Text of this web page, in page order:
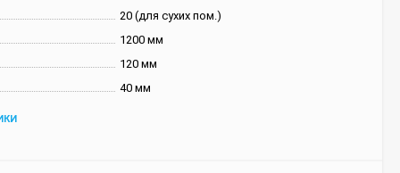
20 (для сухих пом.)
1200 мм
120 мм
40 мм